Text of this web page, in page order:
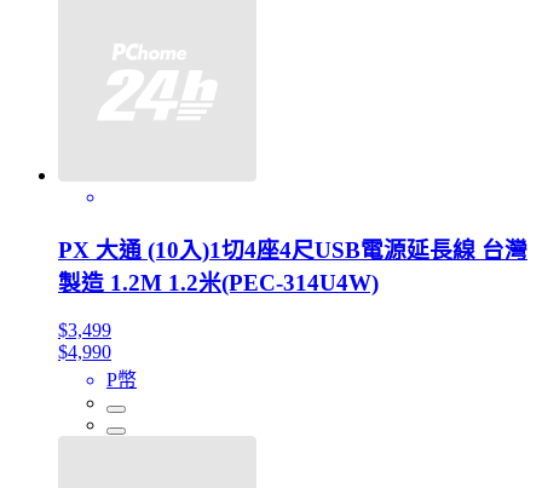
PX 大通 (10入)1切4座4尺USB電源延長線 台灣
製造 1.2M 1.2米(PEC-314U4W)
$3,499
$4,990
P幣